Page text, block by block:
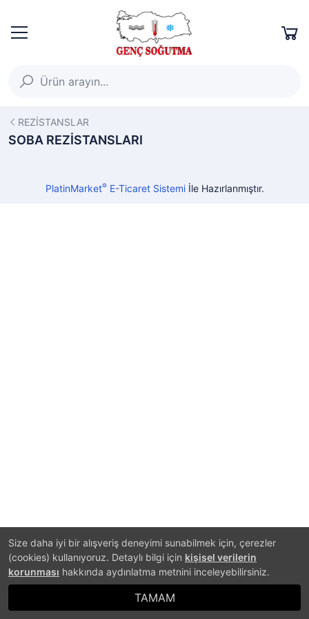
Size daha iyi bir alışveriş deneyimi sunabilmek için, çerezler
(cookies) kullanıyoruz. Detaylı bilgi için kişisel verilerin
korunması hakkında aydınlatma metnini inceleyebilirsiniz.
TAMAM
REZİSTANSLAR
SOBA REZİSTANSLARI
PlatinMarket®E-Ticaret Sistemiİle Hazırlanmıştır.